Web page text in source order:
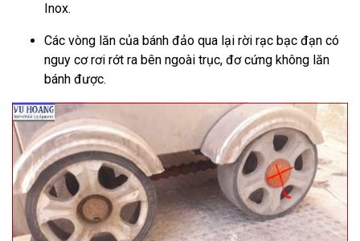
Inox.
Các vòng lăn của bánh đảo qua lại rời rạc bạc đạn có
nguy cơ rơi rớt ra bên ngoài trục, đơ cứng không lăn
bánh được.